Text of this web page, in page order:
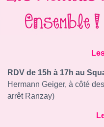
RDV de 15h à 17h au
Hermann Geiger, à côté
arrêt Ranzay)